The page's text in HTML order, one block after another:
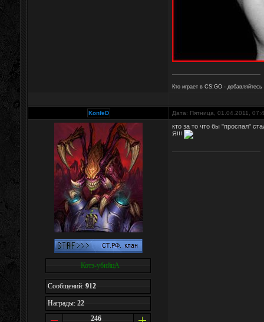
Кто играет в CS:GO - добавляйтесь
KonfeD Дата: Пятница, 01.04.2011,
Котэ-убийцА
Сообщений: 912
Награды: 22
246
кто за то что бы "проспал"
Я!!!